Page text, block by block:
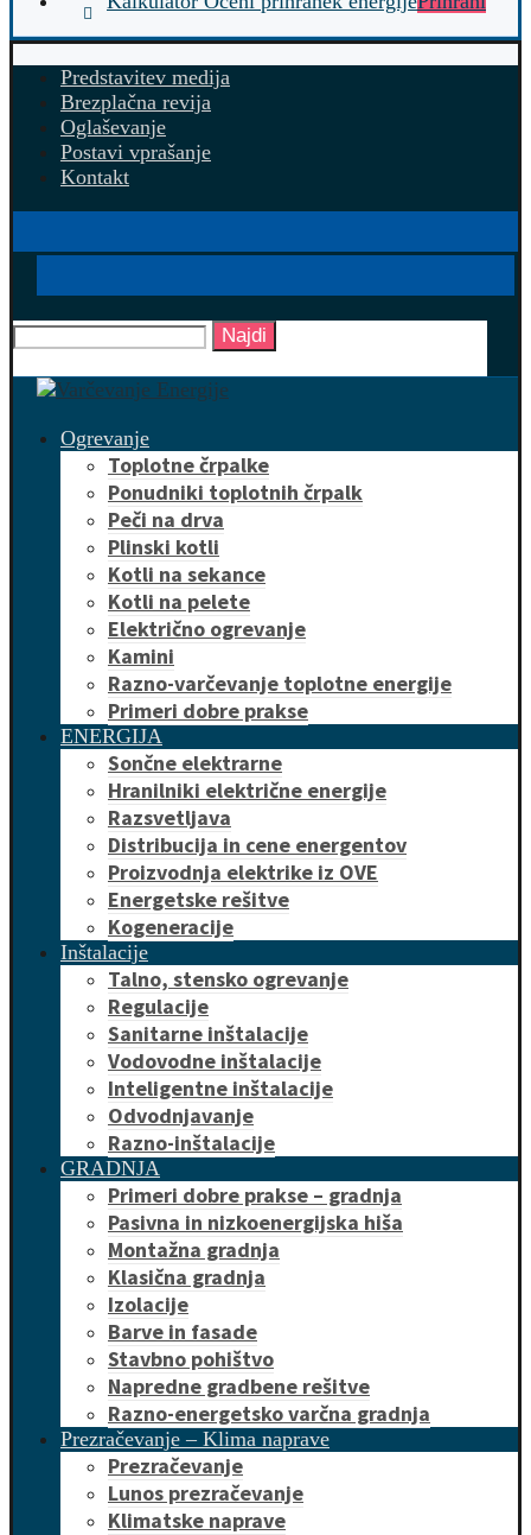
Predstavitev medija
Brezplačna revija
Oglaševanje
Postavi vprašanje
Kontakt
Najdi
Ogrevanje
Toplotne črpalke
Ponudniki toplotnih črpalk
Peči na drva
Plinski kotli
Kotli na sekance
Kotli na pelete
Električno ogrevanje
Kamini
Razno-varčevanje toplotne energije
Primeri dobre prakse
ENERGIJA
Sončne elektrarne
Hranilniki električne energije
Razsvetljava
Distribucija in cene energentov
Proizvodnja elektrike iz OVE
Energetske rešitve
Kogeneracije
Inštalacije
Talno, stensko ogrevanje
Regulacije
Sanitarne inštalacije
Vodovodne inštalacije
Inteligentne inštalacije
Odvodnjavanje
Razno-inštalacije
GRADNJA
Primeri dobre prakse – gradnja
Pasivna in nizkoenergijska hiša
Montažna gradnja
Klasična gradnja
Izolacije
Barve in fasade
Stavbno pohištvo
Napredne gradbene rešitve
Razno-energetsko varčna gradnja
Prezračevanje – Klima naprave
Prezračevanje
Lunos prezračevanje
Klimatske naprave